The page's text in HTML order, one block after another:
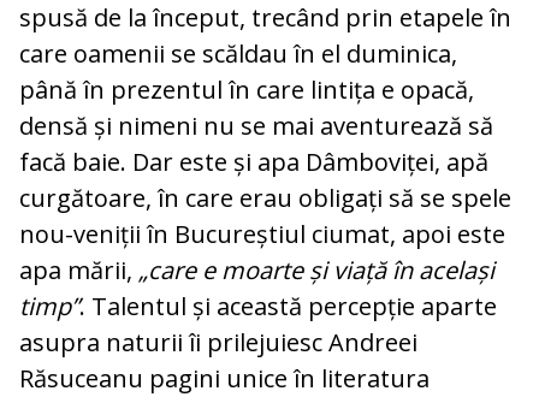
spusă de la început, trecând prin etapele în
care oamenii se scăldau în el duminica,
până în prezentul în care lintița e opacă,
densă și nimeni nu se mai aventurează să
facă baie. Dar este și apa Dâmboviței, apă
curgătoare, în care erau obligați să se spele
nou-veniții în Bucureștiul ciumat, apoi este
apa mării, „care e moarte și viață în același
timp”. Talentul și această percepție aparte
asupra naturii îi prilejuiesc Andreei
Răsuceanu pagini unice în literatura